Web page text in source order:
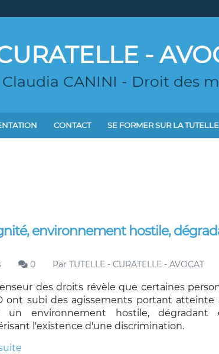
-
CANINI - Droit des
CONTACT SE FORMER SUR LA TUTELLE
environnement hostile,
0 Par TUTELLE - CURATELLE - AVOCAT
des droits révèle que certaines
ont subi des agissements portant atteinte
un environnement hostile, dégradant
l'existence d'une discrimination.